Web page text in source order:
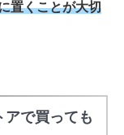
置くことが大切
アで買っても